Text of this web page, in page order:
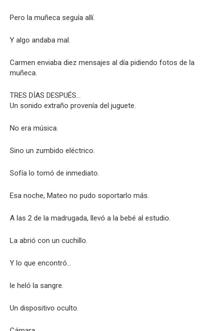
Pero la muñeca seguía allí.
Y algo andaba mal.
Carmen enviaba diez mensajes al día pidiendo fotos de la
muñeca.
TRES DÍAS DESPUÉS…
Un sonido extraño provenía del juguete.
No era música.
Sino un zumbido eléctrico.
Sofía lo tomó de inmediato.
Esa noche, Mateo no pudo soportarlo más.
A las 2 de la madrugada, llevó a la bebé al estudio.
La abrió con un cuchillo.
Y lo que encontró…
le heló la sangre.
Un dispositivo oculto.